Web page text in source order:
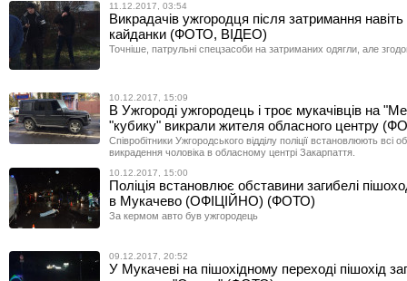
11.12.2017, 03:54
Викрадачів ужгородця після затримання
кайданки (ФОТО, ВІДЕО)
Точніше, патрульні спецзасоби на затриманих одягли, але
10.12.2017, 15:09
В Ужгороді ужгородець і троє мукачівців на
"кубику" викрали жителя обласного центру
Співробітники Ужгородського відділу поліції встановлюють всі
викрадення чоловіка в обласному центрі Закарпаття.
10.12.2017, 15:00
Поліція встановлює обставини загибелі
в Мукачево (ОФІЦІЙНО) (ФОТО)
За кермом авто був ужгородець
09.12.2017, 20:52
У Мукачеві на пішохідному переході пішохід